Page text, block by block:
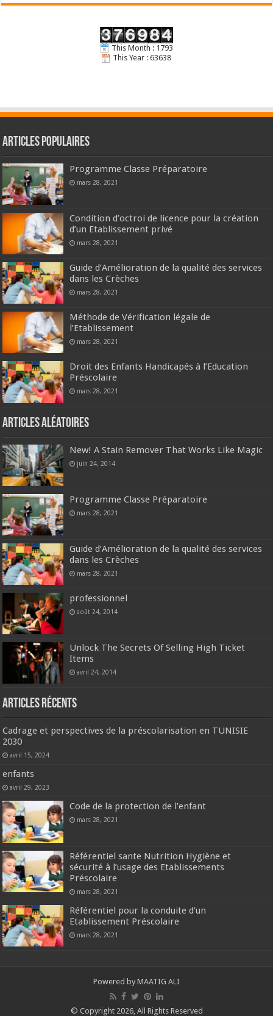
This Month : 1793
This Year : 63638
Articles populaires
Programme Classe Préparatoire
mars 28, 2021
Condition d’octroi de licence pour la création
d’un Etablissement privé
mars 28, 2021
Guide d’Amélioration de la qualité des services
dans les Crèches
mars 28, 2021
Méthode de Vérification légale de
l’Etablissement
mars 28, 2021
Droit des Enfants Handicapés à l’Education
Préscolaire
mars 28, 2021
Articles aléatoires
New! A Stain Remover That Works Like Magic
juin 24, 2014
Programme Classe Préparatoire
mars 28, 2021
Guide d’Amélioration de la qualité des services
dans les Crèches
mars 28, 2021
professionnel
août 24, 2014
Unlock The Secrets Of Selling High Ticket
Items
avril 24, 2014
Articles récents
Cadrage et perspectives de la préscolarisation en TUNISIE
2030
avril 15, 2024
enfants
avril 29, 2023
Code de la protection de l’enfant
mars 28, 2021
Référentiel sante Nutrition Hygiène et
sécurité à l’usage des Etablissements
Préscolaire
mars 28, 2021
Référentiel pour la conduite d’un
Etablissement Préscolaire
mars 28, 2021
Powered by MAATIG ALI
© Copyright 2026, All Rights Reserved